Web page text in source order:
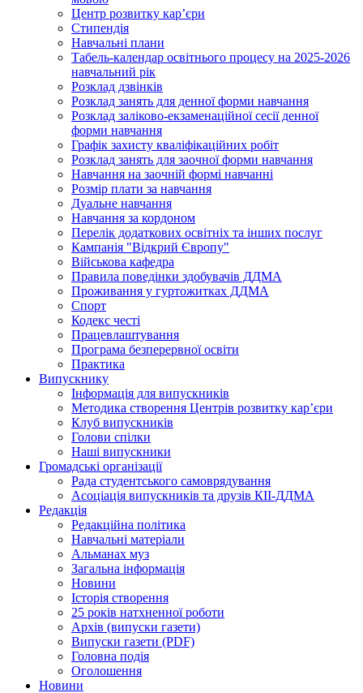
Центр розвитку кар’єри
Стипендія
Навчальні плани
Табель-календар освітнього процесу на 2025-2026
навчальний рік
Розклад дзвінків
Розклад занять для денної форми навчання
Розклад заліково-екзаменаційної сесії денної
форми навчання
Графік захисту кваліфікаційних робіт
Розклад занять для заочної форми навчання
Навчання на заочній формі навчанні
Розмір плати за навчання
Дуальне навчання
Навчання за кордоном
Перелік додаткових освітніх та інших послуг
Кампанія "Відкрий Європу"
Військова кафедра
Правила поведінки здобувачів ДДМА
Проживання у гуртожитках ДДМА
Спорт
Кодекс честі
Працевлаштування
Програма безперервної освіти
Практика
Випускнику
Інформація для випускників
Методика створення Центрів розвитку кар’єри
Клуб випускників
Голови спілки
Наші випускники
Громадські організації
Рада студентського самоврядування
Асоціація випускників та друзів КІІ-ДДМА
Редакція
Редакційна політика
Навчальні матеріали
Альманах муз
Загальна інформація
Новини
Історія створення
25 років натхненної роботи
Архів (випуски газети)
Випуски газети (PDF)
Головна подія
Оголошення
Новини